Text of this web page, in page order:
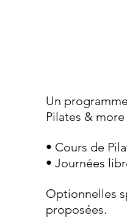
Un
Pilates & more
• Cours de
• Journées
Optionnelles
proposées.